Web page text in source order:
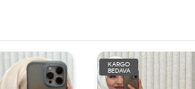
KARGO
BEDAVA